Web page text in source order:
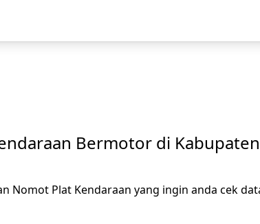
Bermotor di
Nomot Plat Kendaraan yang ingin anda cek